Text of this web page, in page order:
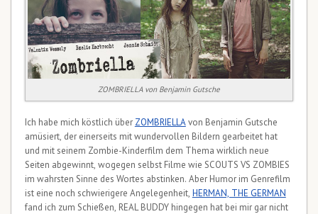
ZOMBRIELLA von Benjamin Gutsche
Ich habe mich köstlich über ZOMBRIELLAvon Benjamin Gutsche
amüsiert, der einerseits mit wundervollen Bildern gearbeitet hat
und mit seinem Zombie-Kinderfilm dem Thema wirklich neue
Seiten abgewinnt, wogegen selbst Filme wie SCOUTS VS ZOMBIES
im wahrsten Sinne des Wortes abstinken. Aber Humor im Genrefilm
ist eine noch schwierigere Angelegenheit, HERMAN, THE GERMAN
fand ich zum Schießen, REAL BUDDY hingegen hat bei mir gar nicht